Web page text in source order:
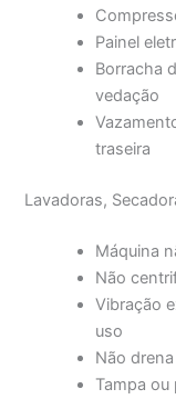
Painel
Borracha
vedação
traseira
Lavadoras,
Máquina
Não
Vibração
uso
Não
Tampa ou